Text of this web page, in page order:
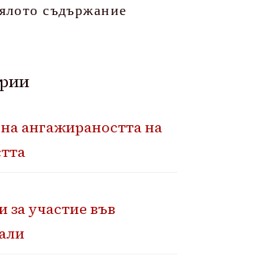
съдържание
ангажираността на
за участие във